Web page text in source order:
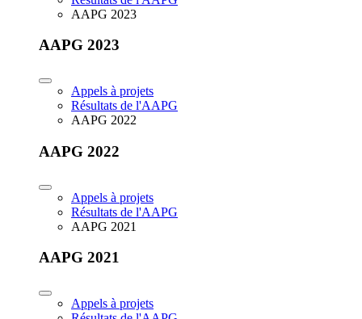
AAPG 2023
AAPG 2023
Appels à projets
Résultats de l'AAPG
AAPG 2022
AAPG 2022
Appels à projets
Résultats de l'AAPG
AAPG 2021
AAPG 2021
Appels à projets